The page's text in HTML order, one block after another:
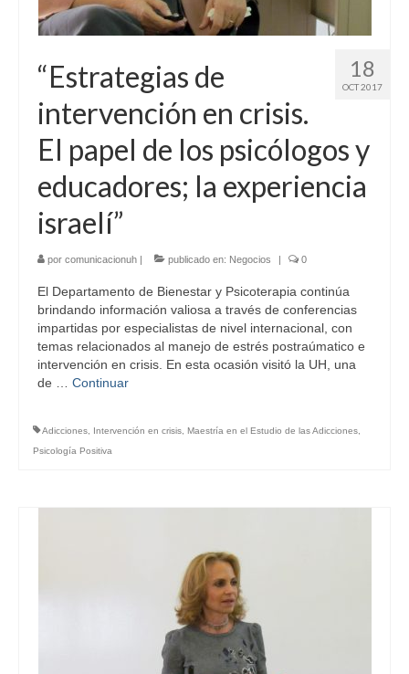
18
OCT 2017
“Estrategias de
intervención en crisis.
El papel de los psicólogos y
educadores; la experiencia
israelí”
por comunicacionuh | publicado en: Negocios | 0
El Departamento de Bienestar y Psicoterapia continúa
brindando información valiosa a través de conferencias
impartidas por especialistas de nivel internacional, con
temas relacionados al manejo de estrés postraúmatico e
intervención en crisis. En esta ocasión visitó la UH, una
de … Continuar
Adicciones Intervención en crisis Maestría en el Estudio de las Adicciones
Psicología Positiva